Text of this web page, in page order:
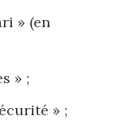
» (en
» ;
» ;